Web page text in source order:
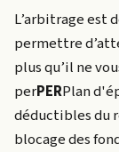
L’arbitrage est
permettre
plus qu’il ne
perPERPlan
déductibles du
blocage des